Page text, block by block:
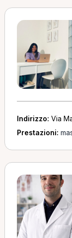
Indirizzo: Via
Prestazioni: